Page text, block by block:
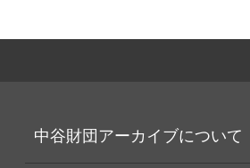
中谷財団アーカイブについて